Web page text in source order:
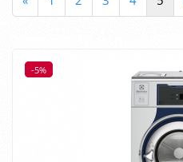
-5%
-5%